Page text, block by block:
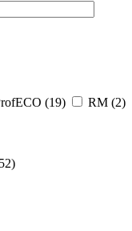
(19) RM (2)
52)